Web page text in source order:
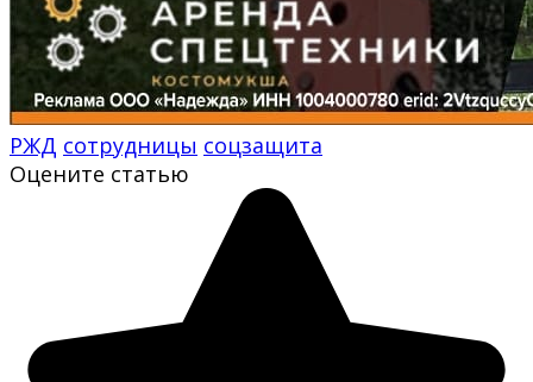
РЖД сотрудницы соцзащита
Оцените статью